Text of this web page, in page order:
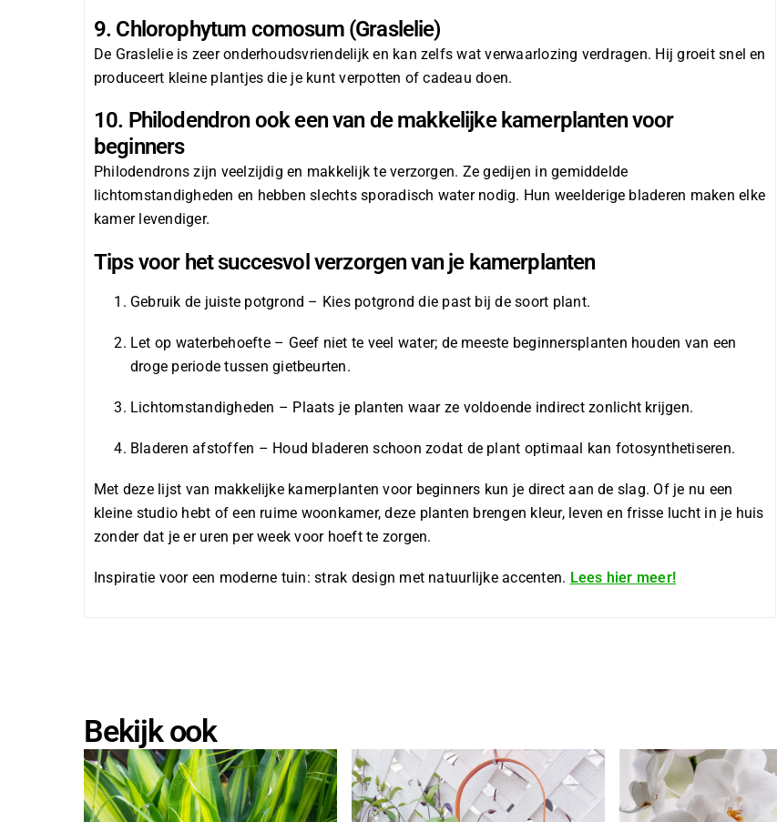
9. Chlorophytum comosum (Graslelie)
De Graslelie is zeer onderhoudsvriendelijk en kan zelfs wat verwaarlozing verdragen. Hij groeit snel en
produceert kleine plantjes die je kunt verpotten of cadeau doen.
10. Philodendron ook een van de makkelijke kamerplanten voor
beginners
Philodendrons zijn veelzijdig en makkelijk te verzorgen. Ze gedijen in gemiddelde
lichtomstandigheden en hebben slechts sporadisch water nodig. Hun weelderige bladeren maken elke
kamer levendiger.
Tips voor het succesvol verzorgen van je kamerplanten
Gebruik de juiste potgrond – Kies potgrond die past bij de soort plant.
Let op waterbehoefte – Geef niet te veel water; de meeste beginnersplanten houden van een
droge periode tussen gietbeurten.
Lichtomstandigheden – Plaats je planten waar ze voldoende indirect zonlicht krijgen.
Bladeren afstoffen – Houd bladeren schoon zodat de plant optimaal kan fotosynthetiseren.
Met deze lijst van makkelijke kamerplanten voor beginners kun je direct aan de slag. Of je nu een
kleine studio hebt of een ruime woonkamer, deze planten brengen kleur, leven en frisse lucht in je huis
zonder dat je er uren per week voor hoeft te zorgen.
Inspiratie voor een moderne tuin: strak design met natuurlijke accenten. Lees hier meer!
Bekijk ook